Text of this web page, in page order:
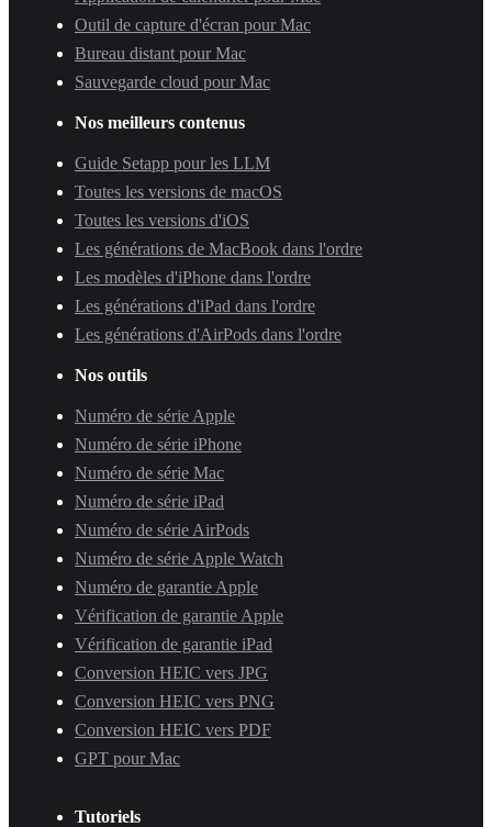
Outil de capture d'écran pour Mac
Bureau distant pour Mac
Sauvegarde cloud pour Mac
Nos meilleurs contenus
Guide Setapp pour les LLM
Toutes les versions de macOS
Toutes les versions d'iOS
Les générations de MacBook dans l'ordre
Les modèles d'iPhone dans l'ordre
Les générations d'iPad dans l'ordre
Les générations d'AirPods dans l'ordre
Nos outils
Numéro de série Apple
Numéro de série iPhone
Numéro de série Mac
Numéro de série iPad
Numéro de série AirPods
Numéro de série Apple Watch
Numéro de garantie Apple
Vérification de garantie Apple
Vérification de garantie iPad
Conversion HEIC vers JPG
Conversion HEIC vers PNG
Conversion HEIC vers PDF
GPT pour Mac
Tutoriels